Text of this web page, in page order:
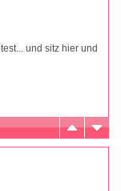
und sitz hier und